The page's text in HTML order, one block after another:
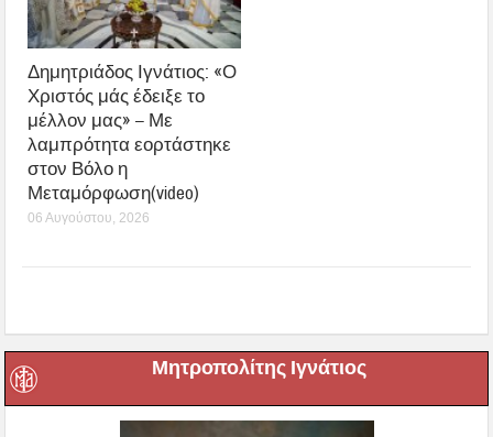
Δημητριάδος Ιγνάτιος: «Ο
Χριστός μάς έδειξε το
μέλλον μας» – Με
λαμπρότητα εορτάστηκε
στον Βόλο η
Μεταμόρφωση(video)
06 Αυγούστου, 2026
Μητροπολίτης Ιγνάτιος